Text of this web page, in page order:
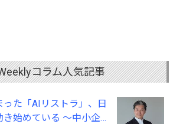
コラム人気記事
った「AIリストラ」、日
き始めている ～中小企